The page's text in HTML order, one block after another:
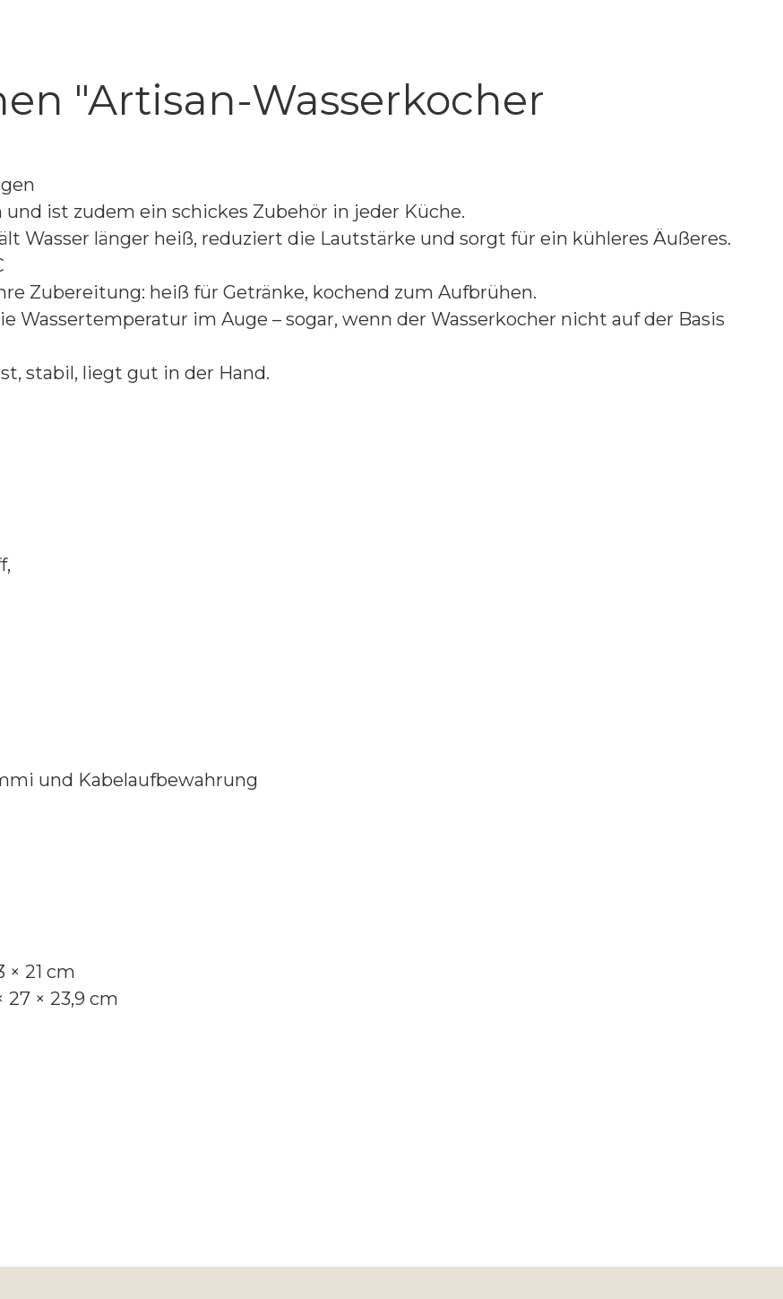
"Artisan-Wasserkocher
ist zudem ein schickes Zubehör in jeder Küche.
Wasser länger heiß, reduziert die Lautstärke und sorgt für ein kühleres Äußeres.
Zubereitung: heiß für Getränke, kochend zum Aufbrühen.
Wassertemperatur im Auge – sogar, wenn der Wasserkocher nicht auf der Basis
stabil, liegt gut in der Hand.
und Kabelaufbewahrung
× 21 cm
× 23,9 cm